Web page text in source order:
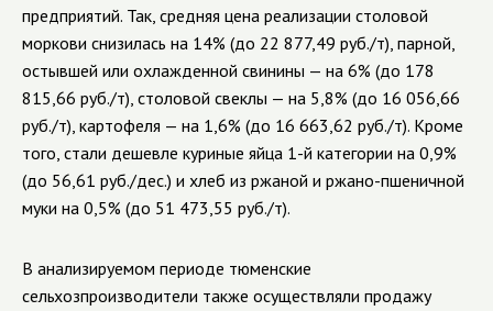
предприятий. Так, средняя цена реализации столовой
моркови снизилась на 14% (до 22 877,49 руб./т), парной,
остывшей или охлажденной свинины — на 6% (до 178
815,66 руб./т), столовой свеклы — на 5,8% (до 16 056,66
руб./т), картофеля — на 1,6% (до 16 663,62 руб./т). Кроме
того, стали дешевле куриные яйца 1-й категории на 0,9%
(до 56,61 руб./дес.) и хлеб из ржаной и ржано-пшеничной
муки на 0,5% (до 51 473,55 руб./т).
В анализируемом периоде тюменские
сельхозпроизводители также осуществляли продажу